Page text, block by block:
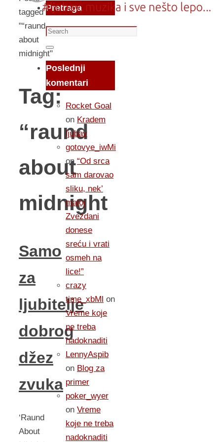
tagged
"“raund
about
midnight"
Tag:
“raund
about
midnight
Samo
za
ljubitelje
dobrog
džez
zvuka
‘Raund
About
Pretraga
Search
for:
Search
Poslednji
komentari
Rocket Goal
on Kradem
ljubav
gotovye_iwMi
on“Od srca
sam darovao
sliku, nek’
maloj
Zvezdani
donese
sreću i vrati
osmeh na
lice!”
crazy
time_xbMl on
Vreme koje
ne treba
nadoknaditi
LennyAspib
on Blog za
primer
poker_wyer
on Vreme
koje ne treba
nadoknaditi